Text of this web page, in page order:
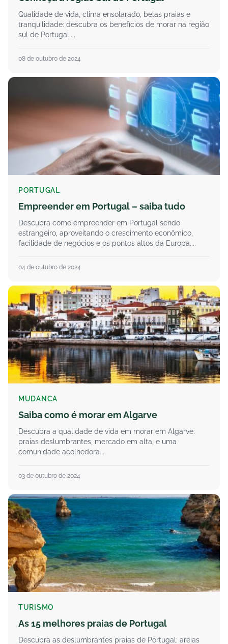
Qualidade de vida, clima ensolarado, belas praias e
tranquilidade: descubra os benefícios de morar na região
sul de Portugal....
08 de outubro de 2024
PORTUGAL
Empreender em Portugal – saiba tudo
Descubra como empreender em Portugal sendo
estrangeiro, aproveitando o crescimento econômico,
facilidade de negócios e os pontos altos da Europa....
04 de outubro de 2024
MUDANCA
Saiba como é morar em Algarve
Descubra a qualidade de vida em morar em Algarve:
praias deslumbrantes, mercado em alta, e uma
comunidade acolhedora....
03 de outubro de 2024
TURISMO
As 15 melhores praias de Portugal
Descubra as deslumbrantes praias de Portugal: areias